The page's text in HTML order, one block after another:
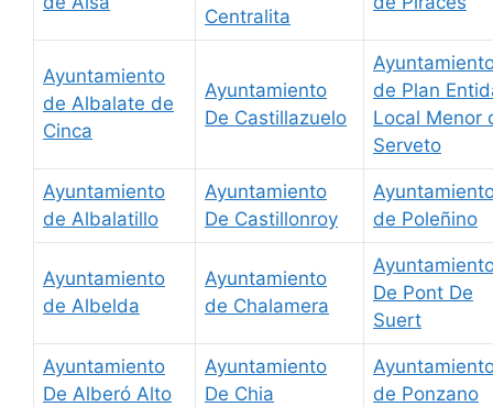
Centralita
Ayuntamiento
de Albalate de
Cinca
Ayuntamiento
De Castillazuelo
de Plan
Local Menor
Serveto
Ayuntamiento
de Albalatillo
Ayuntamiento
De Castillonroy
de Poleñino
Ayuntamiento
de Albelda
Ayuntamiento
de Chalamera
De Pont De
Suert
Ayuntamiento
De Alberó Alto
Ayuntamiento
De Chia
de Ponzano